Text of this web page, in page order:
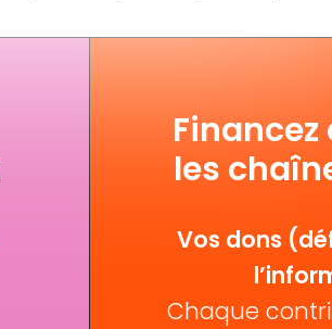
les
Vos dons
Chaque